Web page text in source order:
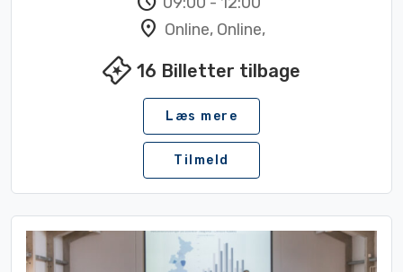
location_on Online, Online,
local_activity16 Billetter tilbage
Læs mere
Tilmeld